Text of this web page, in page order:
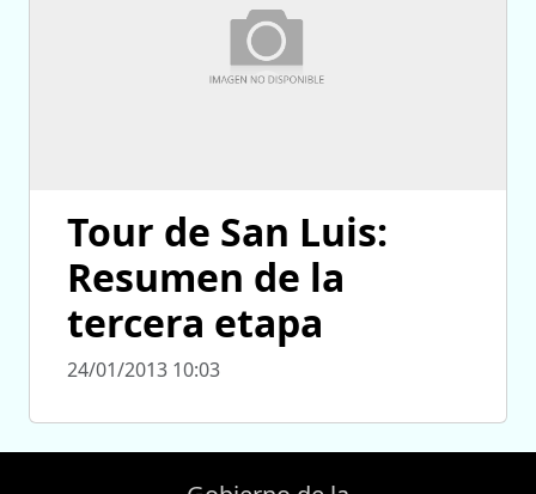
Tour de San Luis:
Resumen de la
tercera etapa
24/01/2013 10:03